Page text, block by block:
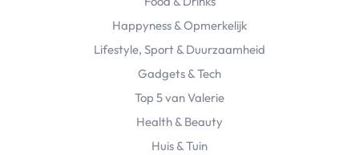
Happyness & Opmerkelijk
Lifestyle, Sport & Duurzaamheid
Gadgets & Tech
Top 5 van Valerie
Health & Beauty
Huis & Tuin